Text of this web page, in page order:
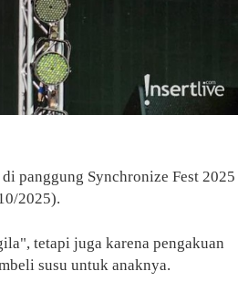
panggung Synchronize Fest 2025
2025).
tetapi juga karena pengakuan
susu untuk anaknya.